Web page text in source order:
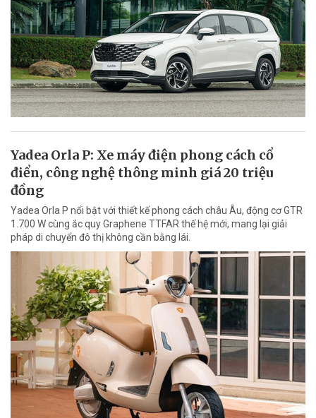
Yadea Orla P: Xe máy điện phong cách cổ
điển, công nghệ thông minh giá 20 triệu
đồng
Yadea Orla P nổi bật với thiết kế phong cách châu Âu, động cơ GTR
1.700 W cùng ắc quy Graphene TTFAR thế hệ mới, mang lại giải
pháp di chuyển đô thị không cần bằng lái.